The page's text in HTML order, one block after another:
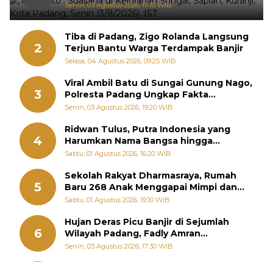
Senin, 03 Agustus 2026, 17:10 WIB
2
Tiba di Padang, Zigo Rolanda Langsung
Terjun Bantu Warga Terdampak Banjir
Selasa, 04 Agustus 2026, 09:25 WIB
3
Viral Ambil Batu di Sungai Gunung Nago,
Polresta Padang Ungkap Fakta
Sebenarnya
Senin, 03 Agustus 2026, 19:20 WIB
4
Ridwan Tulus, Putra Indonesia yang
Harumkan Nama Bangsa hingga
Diabadikan dalam Buku Jepang
Sabtu, 01 Agustus 2026, 16:20 WIB
5
Sekolah Rakyat Dharmasraya, Rumah
Baru 268 Anak Menggapai Mimpi dan
Memutus Rantai Kemiskinan
Sabtu, 01 Agustus 2026, 19:10 WIB
6
Hujan Deras Picu Banjir di Sejumlah
Wilayah Padang, Fadly Amran
Perintahkan OPD Siaga
Senin, 03 Agustus 2026, 17:30 WIB